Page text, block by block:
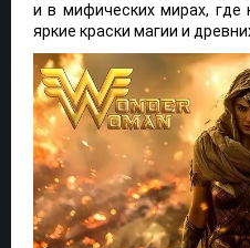
и в мифических мирах, где
яркие краски магии и